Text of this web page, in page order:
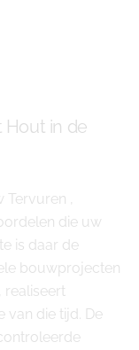
Hout in de
,
die uw
is daar de
bouwprojecten
realiseert
van die tijd. De